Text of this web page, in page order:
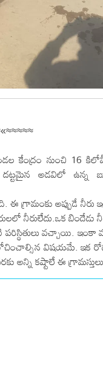
కేంద్రం నుంచి 16
అడవిలో ఉన్న
ఈ గ్రామంకు అప్పుడే
నీరులేదు.ఒక బిందేడు
వచ్చాయి. ఇంకా
విషయమే. ఇక
అన్ని కష్టాలే ఈ